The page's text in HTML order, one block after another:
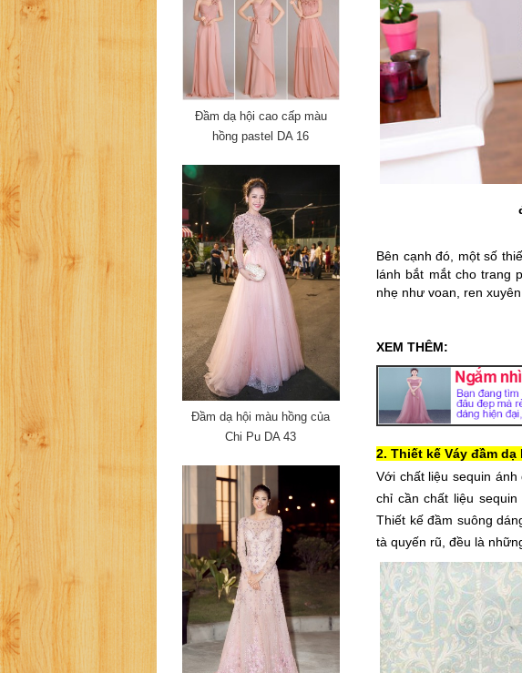
Bên cạnh đó, một số
lánh bắt mắt cho trang
nhẹ như voan, ren
XEM THÊM:
2. Thiết kế Váy đầm
Với chất liệu sequin
chỉ cần chất liệu
Thiết kế đầm suông
tà quyến rũ, đều là
Đầm dạ hội cao cấp màu
hồng pastel DA 16
Đầm dạ hội màu hồng của
Chi Pu DA 43